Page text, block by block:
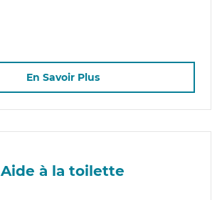
En Savoir Plus
Aide à la toilette